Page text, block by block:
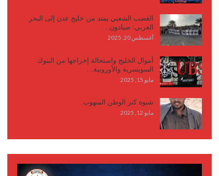
الغضب الشعبي يمتد من خليج عدن إلى البحر
العربي: صيادون…
أغسطس 20, 2025
أموال الخليج واستحالة إخراجها من البنوك
السويسرية والأوروبية…
مايو 15, 2025
شبوة كنز الوطن المنهوب..
مايو 12, 2025